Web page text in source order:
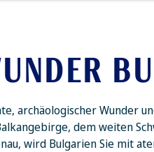
archäologischer Wunder
dem weiten
wird Bulgarien Sie mit